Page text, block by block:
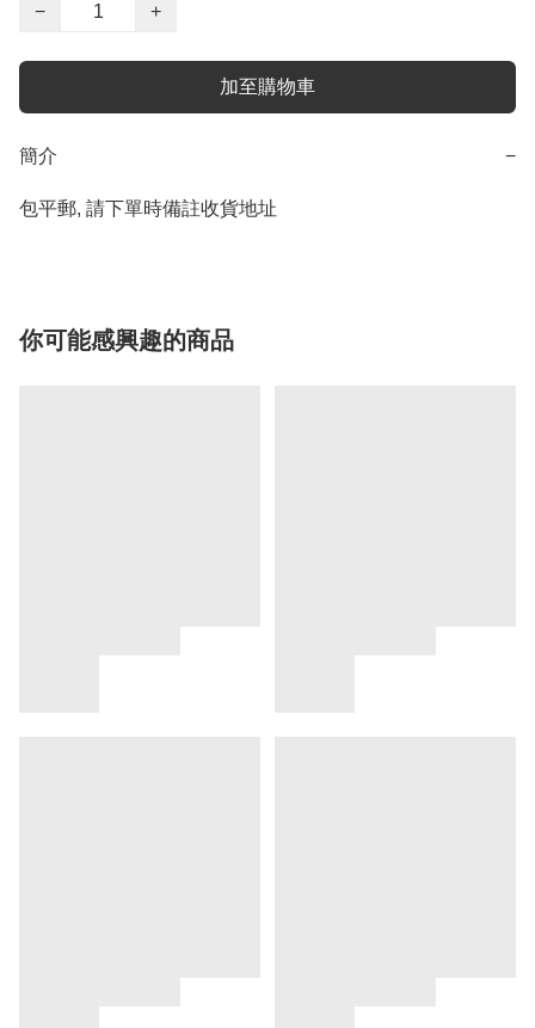
−
+
加至購物車
簡介 −
包平郵, 請下單時備註收貨地址
你可能感興趣的商品